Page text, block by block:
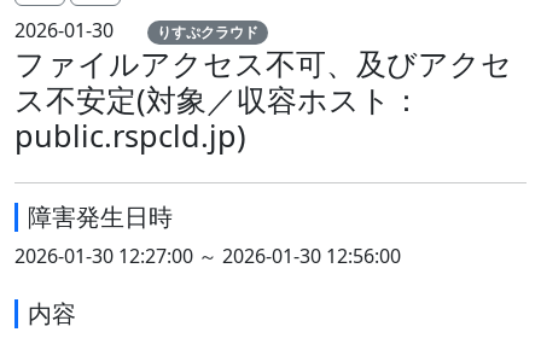
2026-01-30 りすぷクラウド
ファイルアクセス不可、及びアクセ
ス不安定(対象／収容ホスト：
public.rspcld.jp)
障害発生日時
2026-01-30 12:27:00 ～ 2026-01-30 12:56:00
内容